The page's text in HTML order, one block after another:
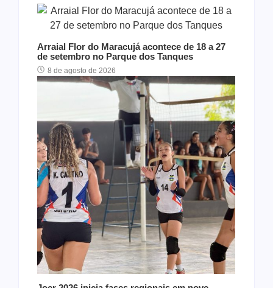
Arraial Flor do Maracujá acontece de 18 a 27
de setembro no Parque dos Tanques
8 de agosto de 2026